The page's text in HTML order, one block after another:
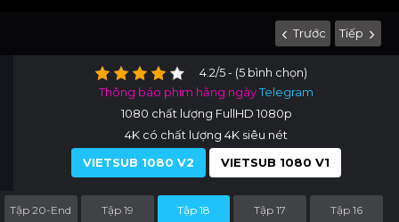
Trước Tiếp
4.2/5 - (5 bình chọn)
Thông báo phim hằng ngàyTelegram
1080 chất lượng FullHD 1080p
4K có chất lượng 4K siêu nét
VIETSUB 1080 V2
VIETSUB 1080 V1
Tập 20-End Tập 19 Tập 18 Tập 17 Tập 16